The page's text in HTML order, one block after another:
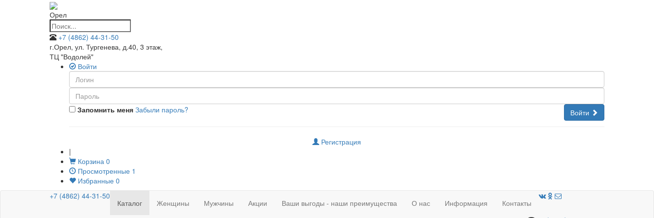
Орел
+7 (4862) 44-31-50
г.Орел, ул. Тургенева, д.40, 3 этаж,
ТЦ "Водолей"
Войти
Запомнить меня Войти
Забыли пароль?
Регистрация
|
Корзина 0
Просмотренные 1
Избранные 0
+7 (4862) 44-31-50
Каталог Женщины Мужчины Акции Ваши выгоды - наши преимущества О нас Информация
Контакты